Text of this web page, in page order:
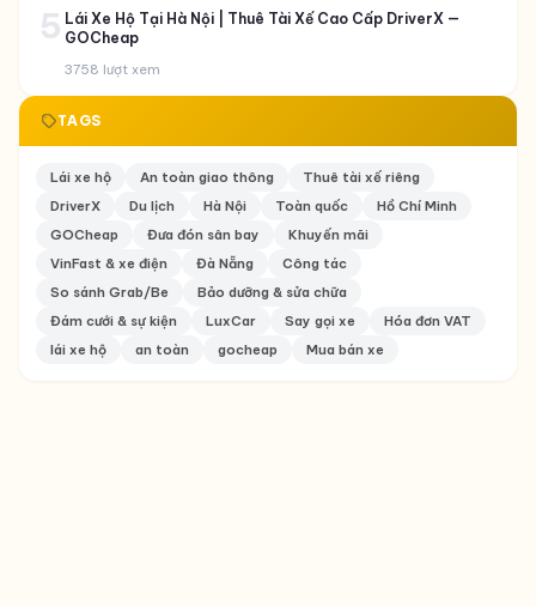
5 Lái Xe Hộ Tại Hà Nội | Thuê Tài Xế Cao Cấp DriverX —
GOCheap
3758 lượt xem
TAGS
Lái xe hộ An toàn giao thông
Thuê tài xế riêng
DriverX
Du lịch Hà Nội Toàn quốc
Hồ Chí Minh
GOCheap
Đưa đón sân bay
Khuyến mãi
VinFast & xe điện
Đà Nẵng
Công tác
So sánh Grab/Be
Bảo dưỡng & sửa chữa
Đám cưới & sự kiện
LuxCar Say gọi xe
Hóa đơn VAT
lái xe hộ
an toàn gocheap Mua bán xe